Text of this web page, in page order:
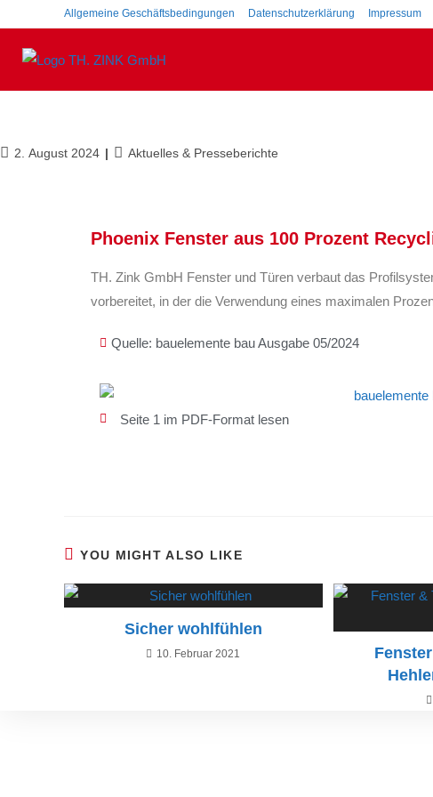
Allgemeine Geschäftsbedingungen Datenschutzerklärung Impressum
2. August 2024 Aktuelles & Presseberichte
Phoenix Fenster aus 100 Prozent
TH. Zink GmbH Fenster und Türen verbaut das
vorbereitet, in der die Verwendung eines maximalen
Quelle: bauelemente bau Ausgabe 05/2024
Seite 1 im PDF-Format lesen
YOU MIGHT ALSO LIKE
Sicher wohlfühlen
10. Februar 2021